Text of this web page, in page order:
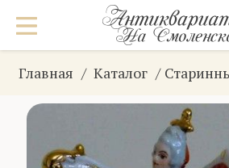
Главная Каталог